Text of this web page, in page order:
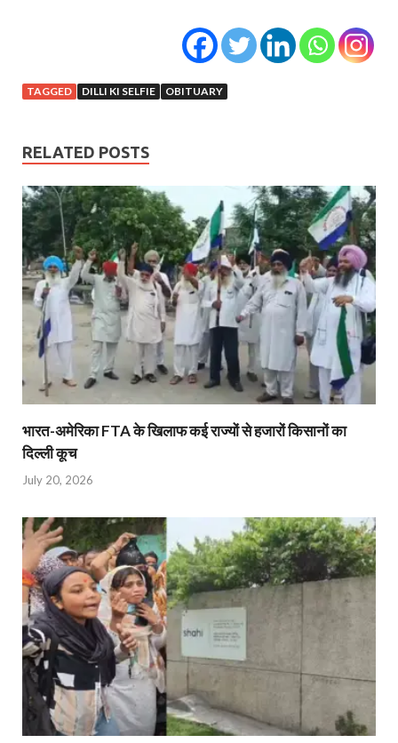
TAGGED DILLI KI SELFIE OBITUARY
RELATED POSTS
भारत-अमेरिका FTA के खिलाफ कई राज्यों से हजारों किसानों का
दिल्ली कूच
July 20, 2026